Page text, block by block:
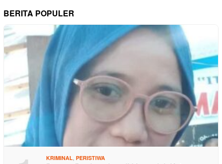
BERITA POPULER
KRIMINAL PERISTIWA